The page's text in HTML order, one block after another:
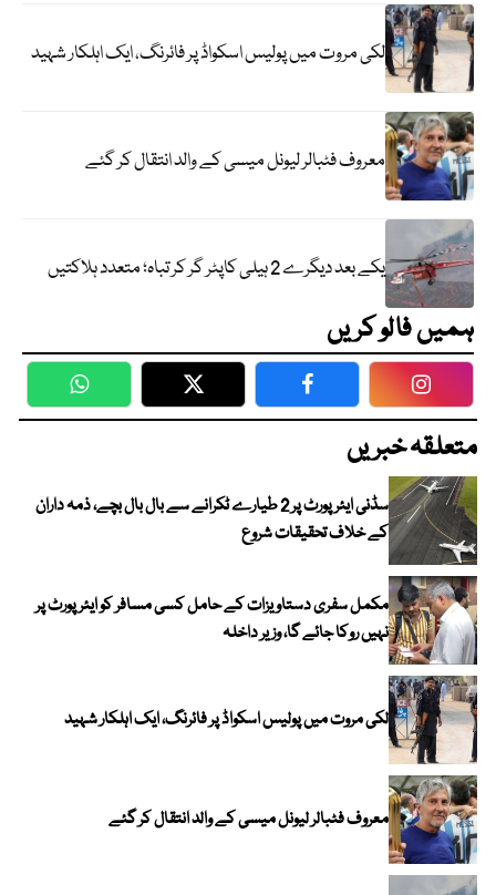
لکی مروت میں پولیس اسکواڈ پر فائرنگ، ایک اہلکار شہید
معروف فٹبالر لیونل میسی کے والد انتقال کر گئے
یکے بعد دیگرے 2 ہیلی کاپٹر گر کر تباہ؛ متعدد ہلاکتیں
ہمیں فالو کریں
WhatsApp Twitter Facebook
متعلقہ خبریں
سڈنی ایئرپورٹ پر 2 طیارے ٹکرانے سے بال بال بچے، ذمہ داران
کے خلاف تحقیقات شروع
مکمل سفری دستاویزات کے حامل کسی مسافر کو ایئرپورٹ پر
نہیں روکا جائے گا، وزیر داخلہ
لکی مروت میں پولیس اسکواڈ پر فائرنگ، ایک اہلکار شہید
معروف فٹبالر لیونل میسی کے والد انتقال کر گئے